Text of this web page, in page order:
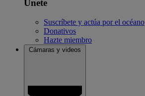
Únete
Suscríbete y actúa por el océano
Donativos
Hazte miembro
Cámaras y videos